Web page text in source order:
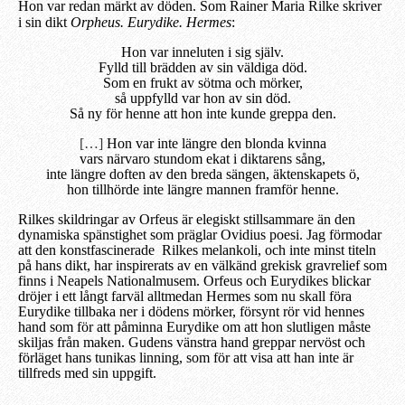
Hon var redan märkt av döden. Som Rainer Maria Rilke skriver
i sin dikt Orpheus. Eurydike. Hermes:
Hon var inneluten i sig själv.
Fylld till brädden av sin väldiga död.
Som en frukt av sötma och mörker,
så uppfylld var hon av sin död.
Så ny för henne att hon inte kunde greppa den.
[…] Hon var inte längre den blonda kvinna
vars närvaro stundom ekat i diktarens sång,
inte längre doften av den breda sängen, äktenskapets ö,
hon tillhörde inte längre mannen framför henne.
Rilkes skildringar av Orfeus är elegiskt stillsammare än den
dynamiska spänstighet som präglar Ovidius poesi. Jag förmodar
att den konstfascinerade Rilkes melankoli, och inte minst titeln
på hans dikt, har inspirerats av en välkänd grekisk gravrelief som
finns i Neapels Nationalmusem. Orfeus och Eurydikes blickar
dröjer i ett långt farväl alltmedan Hermes som nu skall föra
Eurydike tillbaka ner i dödens mörker, försynt rör vid hennes
hand som för att påminna Eurydike om att hon slutligen måste
skiljas från maken. Gudens vänstra hand greppar nervöst och
förläget hans tunikas linning, som för att visa att han inte är
tillfreds med sin uppgift.